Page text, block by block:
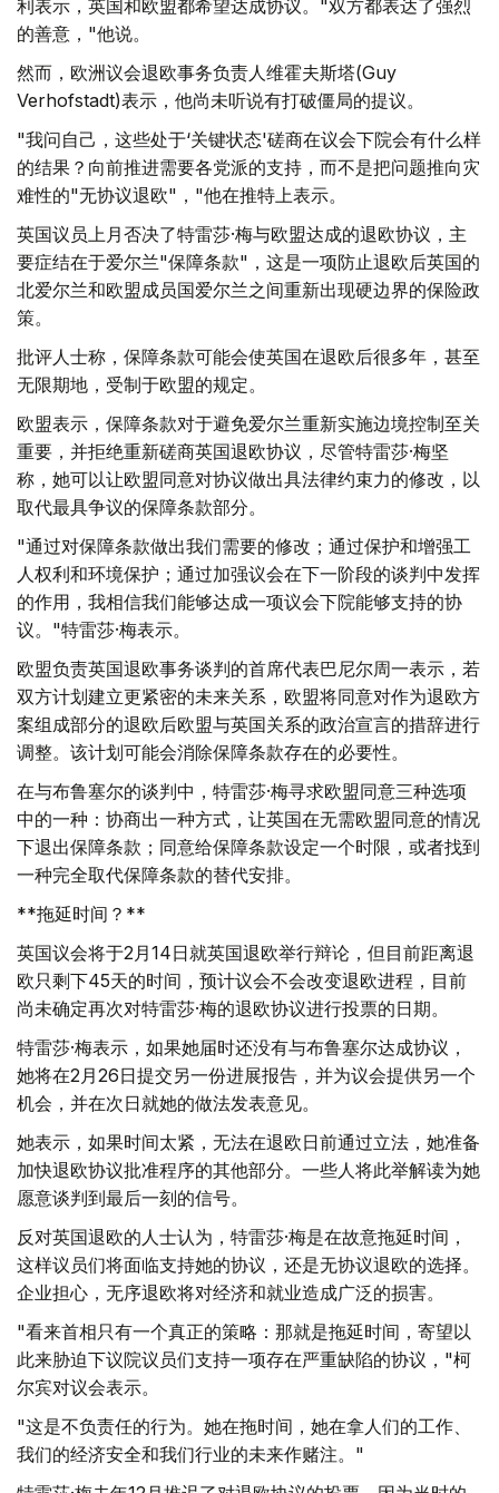
利表示，英国和欧盟都希望达成协议。"双方都表达了强烈
的善意，"他说。
然而，欧洲议会退欧事务负责人维霍夫斯塔(Guy
Verhofstadt)表示，他尚未听说有打破僵局的提议。
"我问自己，这些处于‘关键状态'磋商在议会下院会有什么样
的结果？向前推进需要各党派的支持，而不是把问题推向灾
难性的"无协议退欧"，"他在推特上表示。
英国议员上月否决了特雷莎·梅与欧盟达成的退欧协议，主
要症结在于爱尔兰"保障条款"，这是一项防止退欧后英国的
北爱尔兰和欧盟成员国爱尔兰之间重新出现硬边界的保险政
策。
批评人士称，保障条款可能会使英国在退欧后很多年，甚至
无限期地，受制于欧盟的规定。
欧盟表示，保障条款对于避免爱尔兰重新实施边境控制至关
重要，并拒绝重新磋商英国退欧协议，尽管特雷莎·梅坚
称，她可以让欧盟同意对协议做出具法律约束力的修改，以
取代最具争议的保障条款部分。
"通过对保障条款做出我们需要的修改；通过保护和增强工
人权利和环境保护；通过加强议会在下一阶段的谈判中发挥
的作用，我相信我们能够达成一项议会下院能够支持的协
议。"特雷莎·梅表示。
欧盟负责英国退欧事务谈判的首席代表巴尼尔周一表示，若
双方计划建立更紧密的未来关系，欧盟将同意对作为退欧方
案组成部分的退欧后欧盟与英国关系的政治宣言的措辞进行
调整。该计划可能会消除保障条款存在的必要性。
在与布鲁塞尔的谈判中，特雷莎·梅寻求欧盟同意三种选项
中的一种：协商出一种方式，让英国在无需欧盟同意的情况
下退出保障条款；同意给保障条款设定一个时限，或者找到
一种完全取代保障条款的替代安排。
**拖延时间？**
英国议会将于2月14日就英国退欧举行辩论，但目前距离退
欧只剩下45天的时间，预计议会不会改变退欧进程，目前
尚未确定再次对特雷莎·梅的退欧协议进行投票的日期。
特雷莎·梅表示，如果她届时还没有与布鲁塞尔达成协议，
她将在2月26日提交另一份进展报告，并为议会提供另一个
机会，并在次日就她的做法发表意见。
她表示，如果时间太紧，无法在退欧日前通过立法，她准备
加快退欧协议批准程序的其他部分。一些人将此举解读为她
愿意谈判到最后一刻的信号。
反对英国退欧的人士认为，特雷莎·梅是在故意拖延时间，
这样议员们将面临支持她的协议，还是无协议退欧的选择。
企业担心，无序退欧将对经济和就业造成广泛的损害。
"看来首相只有一个真正的策略：那就是拖延时间，寄望以
此来胁迫下议院议员们支持一项存在严重缺陷的协议，"柯
尔宾对议会表示。
"这是不负责任的行为。她在拖时间，她在拿人们的工作、
我们的经济安全和我们行业的未来作赌注。"